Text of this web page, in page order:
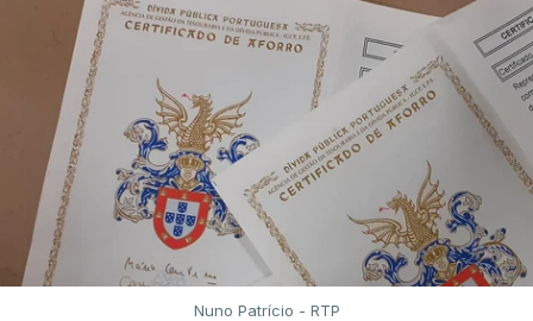
Nuno Patrício - RTP